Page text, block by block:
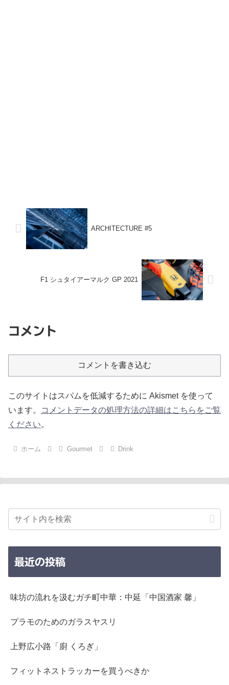
ARCHITECTURE #5
F1 シュタイアーマルク GP 2021
コメント
コメントを書き込む
このサイトはスパムを低減するために Akismet を使って
います。
コメントデータの処理方法の詳細はこちらをご覧
ください。
ホーム Gourmet Drink
最近の投稿
味坊の流れを汲むガチ町中華：中延「中国酒家 馨」
プラモのためのガラスヤスリ
上野広小路「廚 くろぎ」
フィットネストラッカーを買うべきか